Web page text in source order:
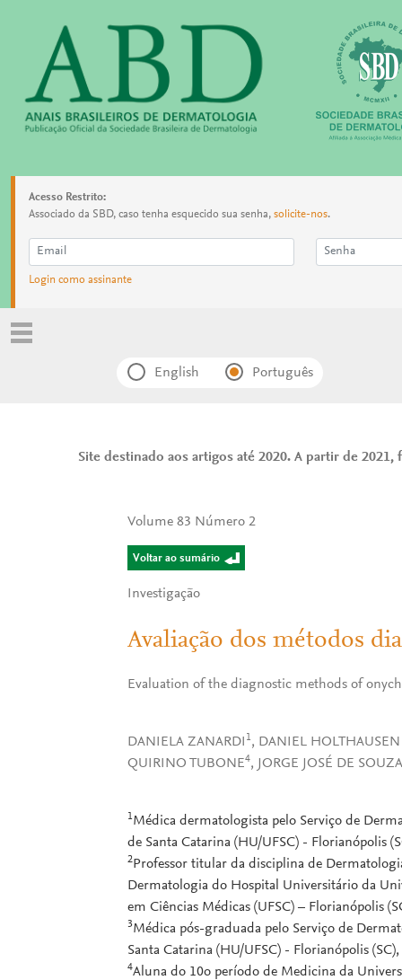
Acesso Restrito:
Associado da SBD, caso tenha esquecido sua senha, solicite-nos.
Login como assinante
English Português
Site destinado aos artigos até 2020. A partir de
Volume 83 Número 2
Voltar ao sumário
Investigação
Avaliação dos métodos
Evaluation of the diagnostic methods of
DANIELA ZANARDI 1, DANIEL
QUIRINO TUBONE4, JORGE JOSÉ DE
1Médica dermatologista pelo Serviço de
de Santa Catarina (HU/UFSC) - Florianópolis
2 Professor titular da disciplina de
Dermatologia do Hospital Universitário da
em Ciências Médicas (UFSC) – Florianópolis
3Médica pós-graduada pelo Serviço de
Santa Catarina (HU/UFSC) - Florianópolis
4Aluna do 10o período de Medicina da